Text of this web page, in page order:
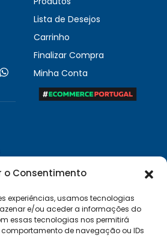
o Consentimento
experiências, usamos tecnologias
e/ou aceder a informações do
essas tecnologias nos permitirá
de navegação ou IDs
Lista de Desejos
Carrinho
Finalizar Compra
Minha Conta